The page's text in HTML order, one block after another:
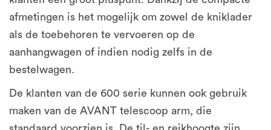
afmetingen is het mogelijk om zowel de kniklader
als de toebehoren te vervoeren op de
aanhangwagen of indien nodig zelfs in de
bestelwagen.
De klanten van de 600 serie kunnen ook gebruik
maken van de AVANT telescoop arm, die